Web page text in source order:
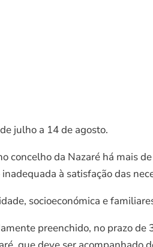
julho a 14 de agosto.
da Nazaré há mais
à satisfação das
socioeconómica e
preenchido, no prazo